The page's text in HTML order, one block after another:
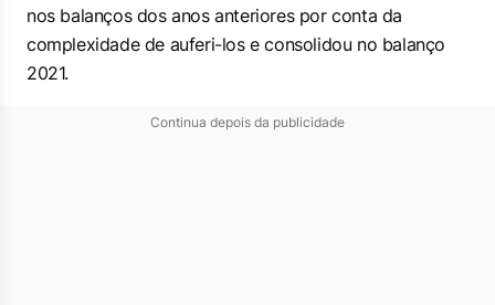
nos balanços dos anos anteriores por conta da
complexidade de auferi-los e consolidou no balanço
2021.
Continua depois da publicidade